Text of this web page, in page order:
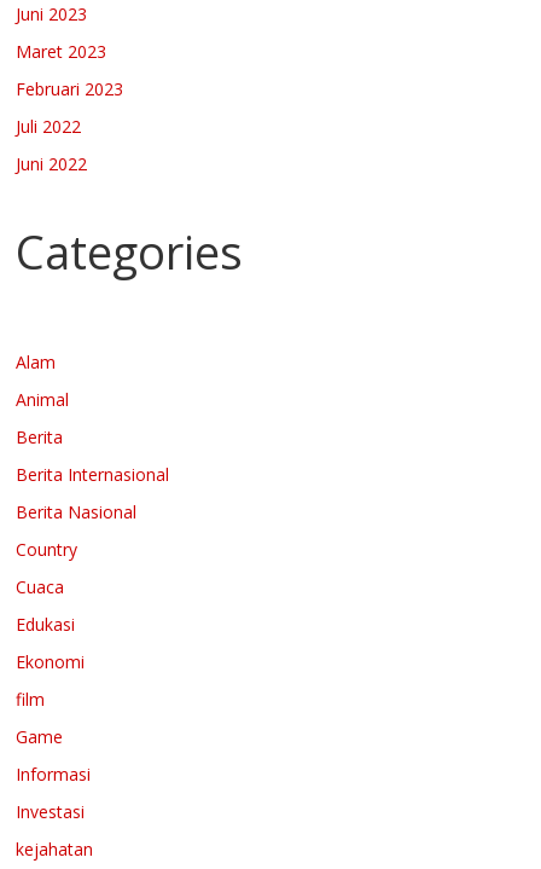
Juni 2023
Maret 2023
Februari 2023
Juli 2022
Juni 2022
Categories
Alam
Animal
Berita
Berita Internasional
Berita Nasional
Country
Cuaca
Edukasi
Ekonomi
film
Game
Informasi
Investasi
kejahatan